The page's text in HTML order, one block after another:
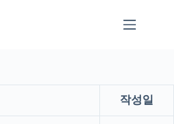
작성일